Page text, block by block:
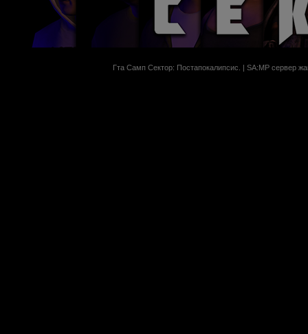
Гта Самп Сектор: Постапокалипсиc. | SA:MP сервер